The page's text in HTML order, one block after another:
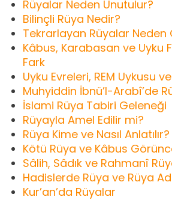
Rüyalar Neden Unutulur?
Bilinçli Rüya Nedir?
Tekrarlayan Rüyalar Neden
Kâbus, Karabasan ve Uyku
Fark
Uyku Evreleri, REM Uykusu
Muhyiddin İbnü’l-Arabî’de
İslami Rüya Tabiri Geleneği
Rüyayla Amel Edilir mi?
Rüya Kime ve Nasıl Anlatılır?
Kötü Rüya ve Kâbus
Sâlih, Sâdık ve Rahmanî
Hadislerde Rüya ve Rüya
Kur’an’da Rüyalar